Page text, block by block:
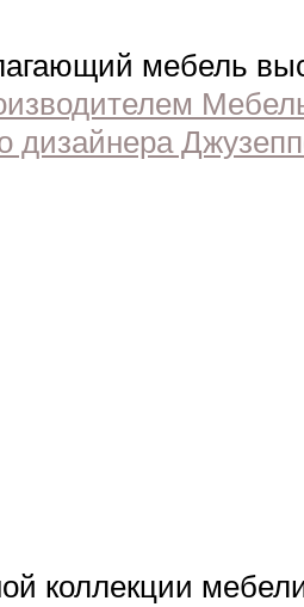
мебель
дизайнера
коллекции